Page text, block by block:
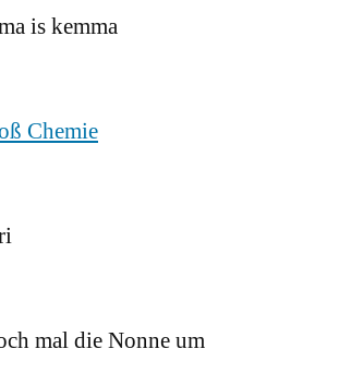
is kemma
Chemie
mal die Nonne um